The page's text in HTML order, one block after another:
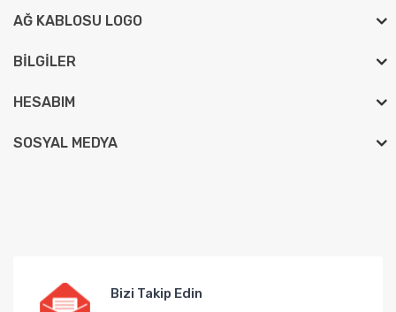
AĞ KABLOSU LOGO
BILGILER
HESABIM
SOSYAL MEDYA
Bizi Takip Edin